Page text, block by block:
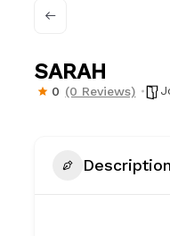
SARAH
0 (0 Reviews)
Description